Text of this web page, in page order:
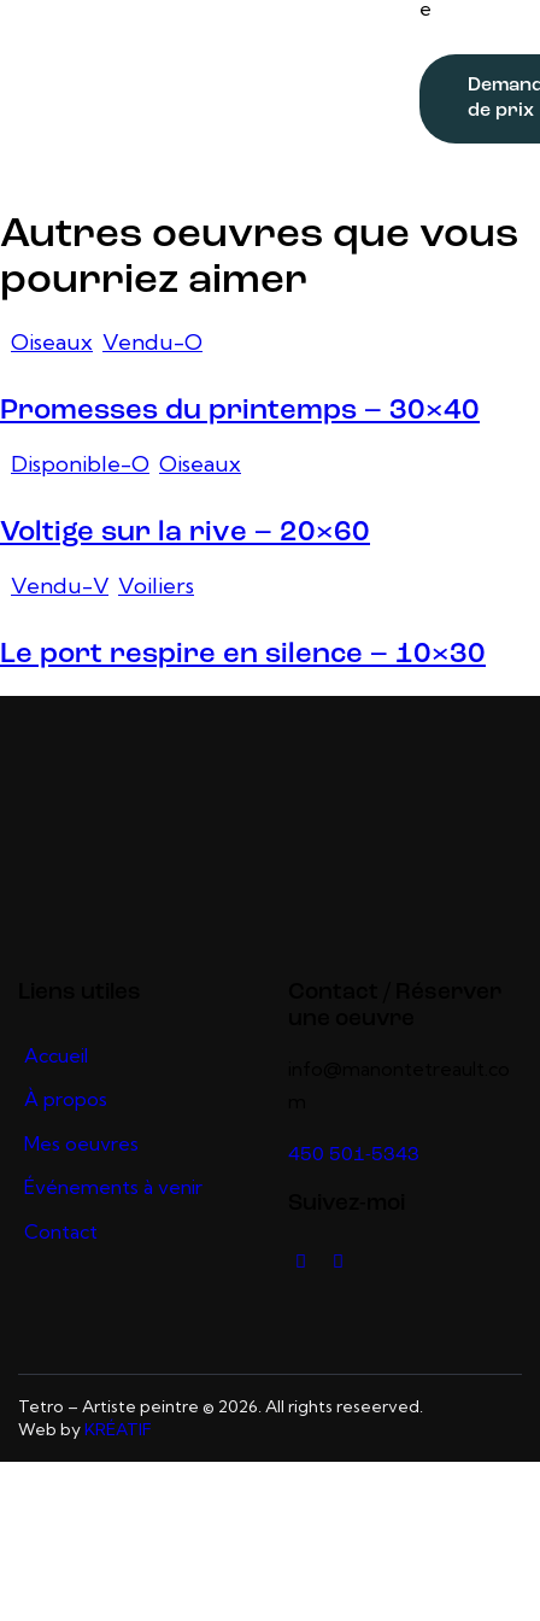
e
de prix
Autres oeuvres que vous
pourriez aimer
Oiseaux Vendu-O
Promesses du printemps – 30×40
Disponible-O Oiseaux
Voltige sur la rive – 20×60
Vendu-V Voiliers
Le port respire en silence – 10×30
Accueil
À propos
Mes oeuvres
Événements à venir
Contact
450 501-5343
Tetro – Artiste peintre © 2026. All rights reseerved.
Web byKRÉATIF